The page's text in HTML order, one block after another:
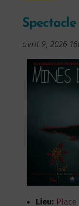
avril 9, 2026
Lieu: